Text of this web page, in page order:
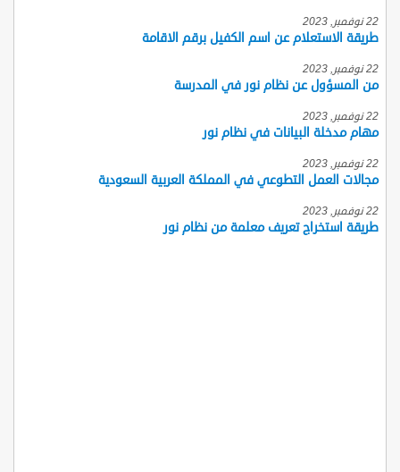
22 نوفمبر, 2023
طريقة الاستعلام عن اسم الكفيل برقم الاقامة
22 نوفمبر, 2023
من المسؤول عن نظام نور في المدرسة
22 نوفمبر, 2023
مهام مدخلة البيانات في نظام نور
22 نوفمبر, 2023
مجالات العمل التطوعي في المملكة العربية السعودية
22 نوفمبر, 2023
طريقة استخراج تعريف معلمة من نظام نور